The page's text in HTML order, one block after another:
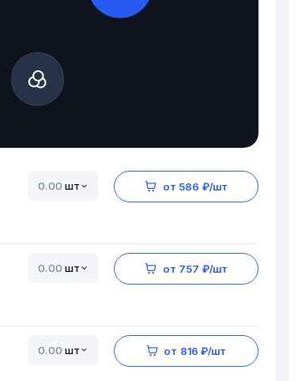
шт от 586 ₽/шт
шт от 757 ₽/шт
шт от 816 ₽/шт